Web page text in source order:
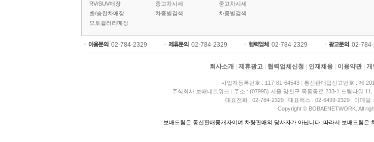
RV/SUV매장
밴/승합차매장
오토갤러리매장
중고차시세
차종별검색
중고차시세
차종별검색
02-784-2329 02-784-2329 02-784-2329 02-
회사소개 제휴광고 협력업체신청 인재채용 이용약관 개
사업자등록번호 : 117-81-64543
통신판매업신고번호 : 제
주식회사 보배네트워크
주소 : (07995) 서울 양천구 목동동로 233-1 드림타워 11,
대표전화 : 02-784-2329
대표팩스 : 02-6499-2329
이메일
Copyright © BOBAENETWORK. All
보배드림은 통신판매중개자이며 차량판매의 당사자가 아닙니다. 따라서 보배드림은